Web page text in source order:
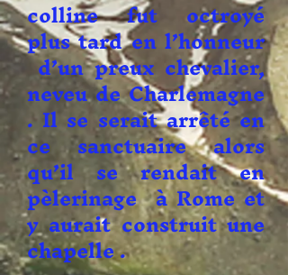
colline fut octroyé
plus tard en l’honneur
d’un preux chevalier,
neveu de Charlemagne
. Il se serait arrêté en
ce sanctuaire alors
qu’il se rendait en
pèlerinage à Rome et
y aurait construit une
chapelle .